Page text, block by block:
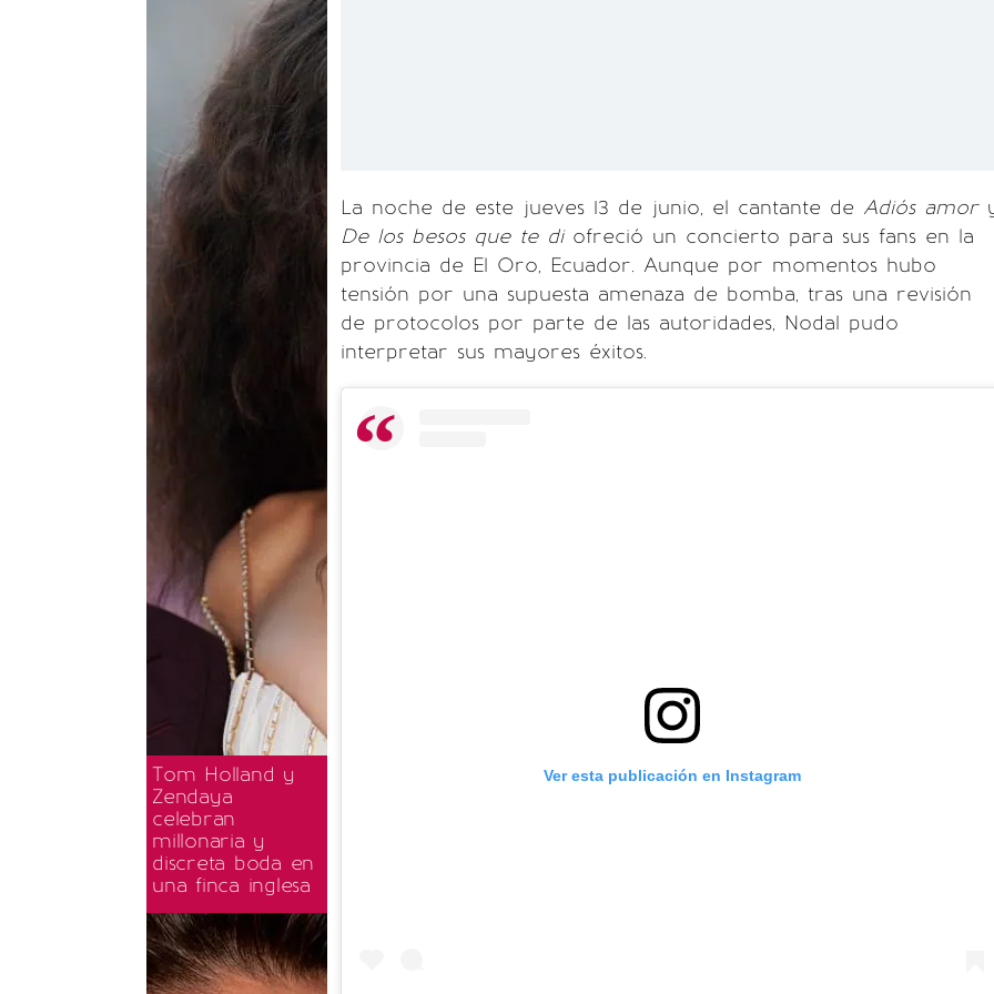
Tom Holland y
Zendaya
celebran
millonaria y
discreta boda en
una finca inglesa
La noche de este jueves 13 de junio, el cantante de Adiós amor
De los besos que te di ofreció un concierto para sus fans en la
provincia de El Oro, Ecuador. Aunque por momentos hubo
tensión por una supuesta amenaza de bomba, tras una revisión
de protocolos por parte de las autoridades, Nodal pudo
interpretar sus mayores éxitos.
Ver esta publicación en Instagram